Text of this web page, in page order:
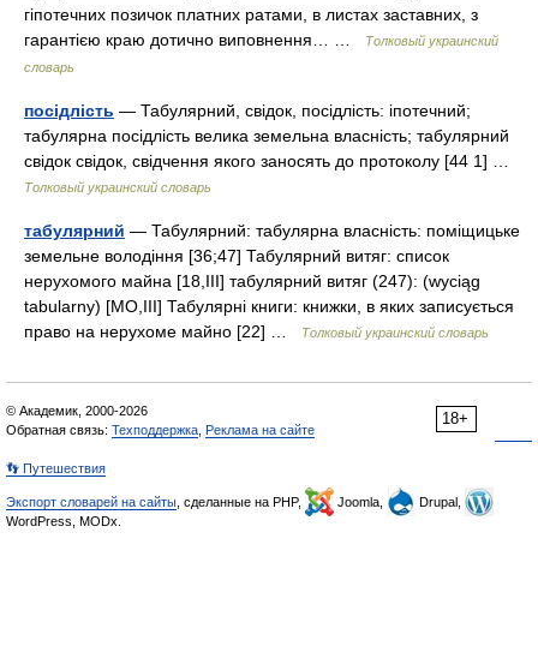
гіпотечних позичок платних ратами, в листах заставних, з
гарантією краю дотично виповнення… …
Толковый украинский
словарь
посідлість — Табулярний, свідок, посідлість: іпотечний;
табулярна посідлість велика земельна власність; табулярний
свідок свідок, свідчення якого заносять до протоколу [44 1] …
Толковый украинский словарь
табулярний — Табулярний: табулярна власність: поміщицьке
земельне володіння [36;47] Табулярний витяг: список
нерухомого майна [18,III] табулярний витяг (247): (wyciąg
tabularny) [MО,III] Табулярні книги: книжки, в яких записується
право на нерухоме майно [22] …
Толковый украинский словарь
18+
© Академик, 2000-2026
Обратная связь: Техподдержка Реклама на сайте
👣 Путешествия
Экспорт словарей на сайты , сделанные на PHP, Joomla,
Drupal,
WordPress, MODx.